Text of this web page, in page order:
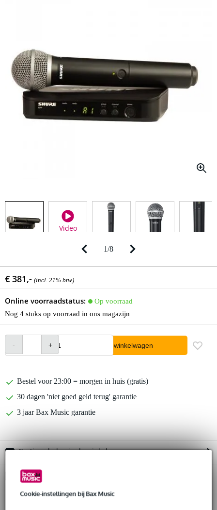
Cookie-instellingen bij Bax Music
Video
1/8
€ 381,- (incl. 21% btw)
Online voorraadstatus:
Op voorraad
Nog 4 stuks op voorraad in ons magazijn
In winkelwagen
Bestel voor 23:00 = morgen in huis (gratis)
30 dagen 'niet goed geld terug' garantie
3 jaar Bax Music garantie
Gratis ophalen in de winkel
Kies nu voor 2 jaar extra Bax Music garantie en meer
voordelen
€ 19,05 eenmalig